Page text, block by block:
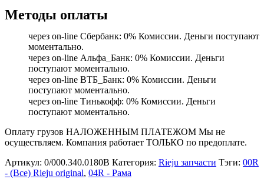
Методы оплаты
через on-line Сбербанк: 0% Комиссии. Деньги поступают
моментально.
через on-line Альфа_Банк: 0% Комиссии. Деньги
поступают моментально.
через on-line ВТБ_Банк: 0% Комиссии. Деньги
поступают моментально.
через on-line Тинькофф: 0% Комиссии. Деньги
поступают моментально.
Оплату грузов НАЛОЖЕННЫМ ПЛАТЕЖОМ Мы не
осуществляем. Компания работает ТОЛЬКО по предоплате.
Артикул: 0/000.340.0180B Категория: Rieju запчасти Тэги: 00R
- (Все) Rieju original, 04R - Рама